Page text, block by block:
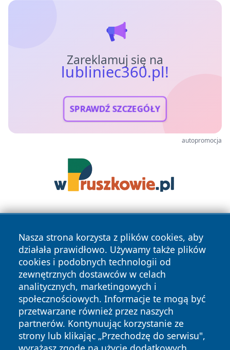
Zareklamuj się na
lubliniec360.pl!
SPRAWDŹ SZCZEGÓŁY
autopromocja
Nasza strona korzysta z plików cookies, aby
działała prawidłowo. Używamy także plików
cookies i podobnych technologii od
zewnętrznych dostawców w celach
analitycznych, marketingowych i
społecznościowych. Informacje te mogą być
przetwarzane również przez naszych
partnerów. Kontynuując korzystanie ze
strony lub klikając „Przechodzę do serwisu",
Copyright © 2026 lubliniec360.pl Wszystkie prawa
zastrzeżone.
News Autorzy
Polityka
Prywatności
Polityka
Cookies